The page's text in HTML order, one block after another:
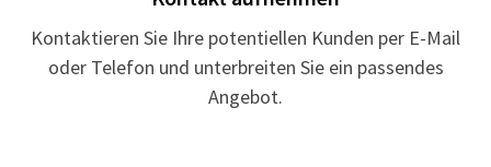
Kontaktieren Sie Ihre potentiellen Kunden per E-Mail
oder Telefon und unterbreiten Sie ein passendes
Angebot.